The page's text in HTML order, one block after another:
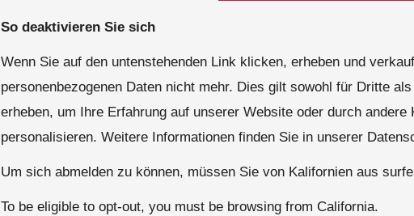
So deaktivieren Sie sich
Wenn Sie auf den untenstehenden Link klicken, erheben und
personenbezogenen Daten nicht mehr. Dies gilt sowohl für Dritte
erheben, um Ihre Erfahrung auf unserer Website oder durch
personalisieren. Weitere Informationen finden Sie in unserer
Um sich abmelden zu können, müssen Sie von Kalifornien aus
To be eligible to opt-out, you must be browsing from California.